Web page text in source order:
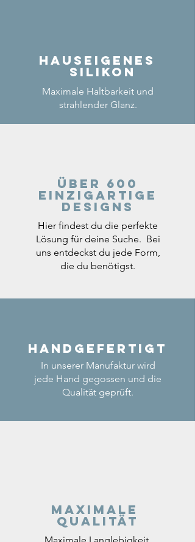
Hauseigenes
Silikon
Maximale Haltbarkeit und
strahlender Glanz.
Über 600
einzigartige
Designs
Hier findest du die perfekte
Lösung für deine Suche. Bei
uns entdeckst du jede Form,
die du benötigst.
Handgefertigt
In unserer Manufaktur wird
jede Hand gegossen und die
Qualität geprüft.
Maximale
Qualität